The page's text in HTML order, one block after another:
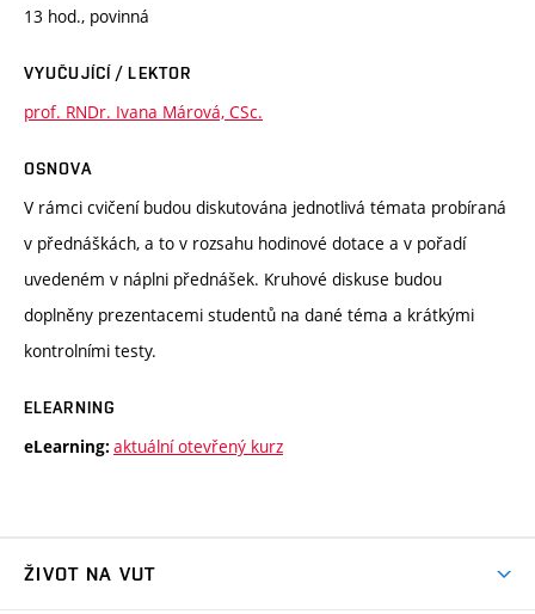
13 hod., povinná
VYUČUJÍCÍ / LEKTOR
prof. RNDr. Ivana Márová, CSc.
OSNOVA
V rámci cvičení budou diskutována jednotlivá témata probíraná
v přednáškách, a to v rozsahu hodinové dotace a v pořadí
uvedeném v náplni přednášek. Kruhové diskuse budou
doplněny prezentacemi studentů na dané téma a krátkými
kontrolními testy.
ELEARNING
eLearning: aktuální otevřený kurz
ŽIVOT NA VUT